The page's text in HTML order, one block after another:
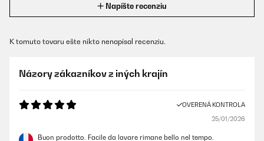
Napíšte recenziu
K tomuto tovaru ešte nikto nenapísal recenziu.
Názory zákazníkov z iných krajín
OVERENÁ KONTROLA
25/01/2026
Buon prodotto. Facile da lavare rimane bello nel tempo.